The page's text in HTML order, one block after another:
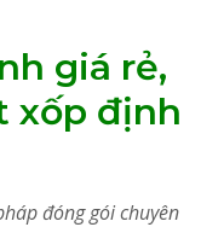
giá rẻ,
xốp định
đóng gói chuyên